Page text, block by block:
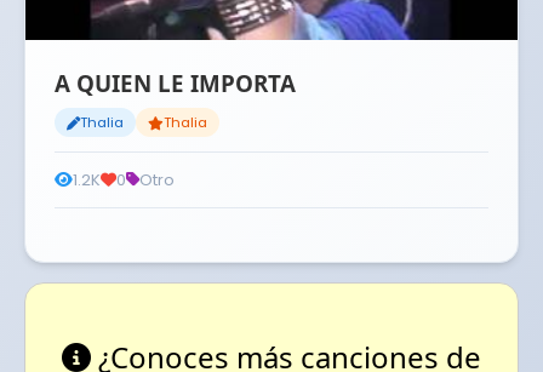
A QUIEN LE IMPORTA
Thalia Thalia
1.2K 0 Otro
¿Conoces más canciones de